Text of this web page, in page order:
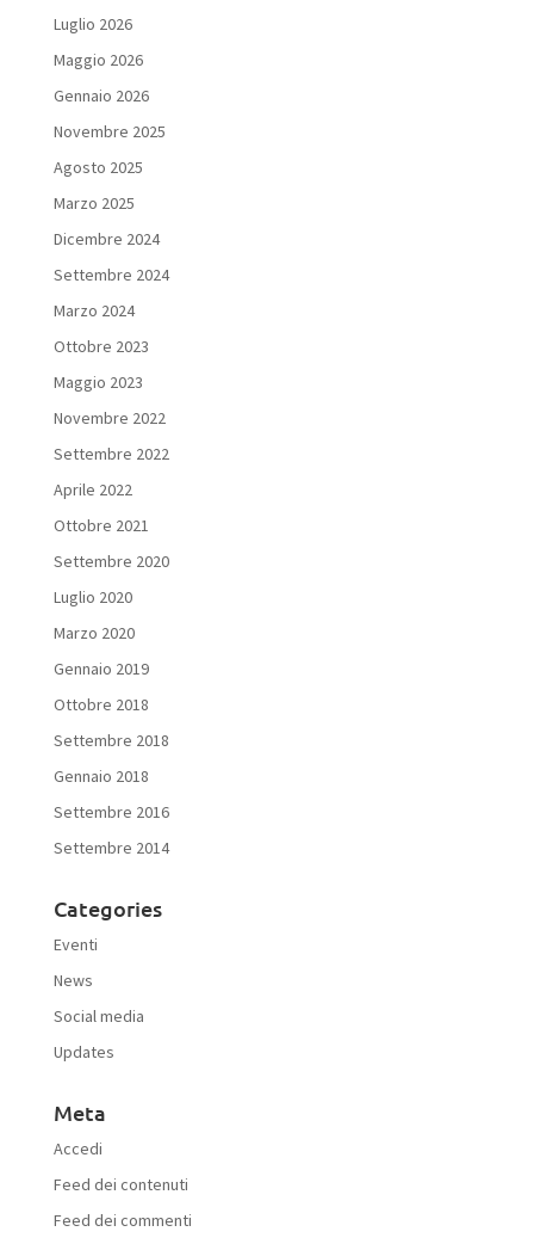
Luglio 2026
Maggio 2026
Gennaio 2026
Novembre 2025
Agosto 2025
Marzo 2025
Dicembre 2024
Settembre 2024
Marzo 2024
Ottobre 2023
Maggio 2023
Novembre 2022
Settembre 2022
Aprile 2022
Ottobre 2021
Settembre 2020
Luglio 2020
Marzo 2020
Gennaio 2019
Ottobre 2018
Settembre 2018
Gennaio 2018
Settembre 2016
Settembre 2014
Categories
Eventi
News
Social media
Updates
Meta
Accedi
Feed dei contenuti
Feed dei commenti